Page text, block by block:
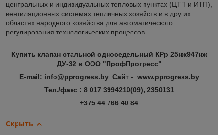
центральных и индивидуальных тепловых пунктах (ЦТП и ИТП),
вентиляционных системах тепличных хозяйств и в других
областях народного хозяйства для автоматического
регулирования технологических процессов.
Купить клапан стальной односедельный КРр 25нж947нж
ДУ-32 в ООО "ПрофПрогресс"
E-mail: info@pprogress.by Сайт - www.pprogress.by
Тел./факс : 8 017 3994210(09), 2350131
+375 44 766 40 84
Скрыть